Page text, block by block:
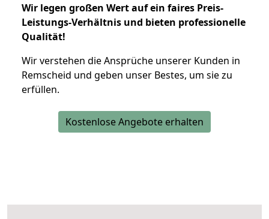
Wir legen großen Wert auf ein faires Preis-
Leistungs-Verhältnis und bieten professionelle
Qualität!
Wir verstehen die Ansprüche unserer Kunden in
Remscheid und geben unser Bestes, um sie zu
erfüllen.
Kostenlose Angebote erhalten